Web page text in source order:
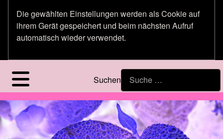
Die gewählten Einstellungen werden als Cookie auf
ihrem Gerät gespeichert und beim nächsten Aufruf
automatisch wieder verwendet.
Suchen